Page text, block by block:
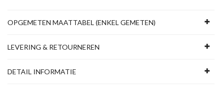
OPGEMETEN MAATTABEL (ENKEL GEMETEN)
LEVERING & RETOURNEREN
DETAIL INFORMATIE